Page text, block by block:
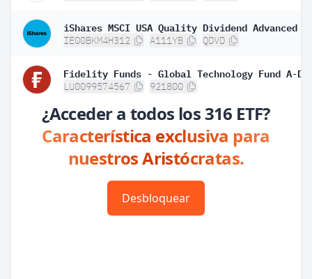
IE00BKM4H312 A111YB QDVD
LU0099574567 921800
¿Acceder a todos los 316 ETF?
Característica exclusiva para
nuestros Aristócratas.
Desbloquear